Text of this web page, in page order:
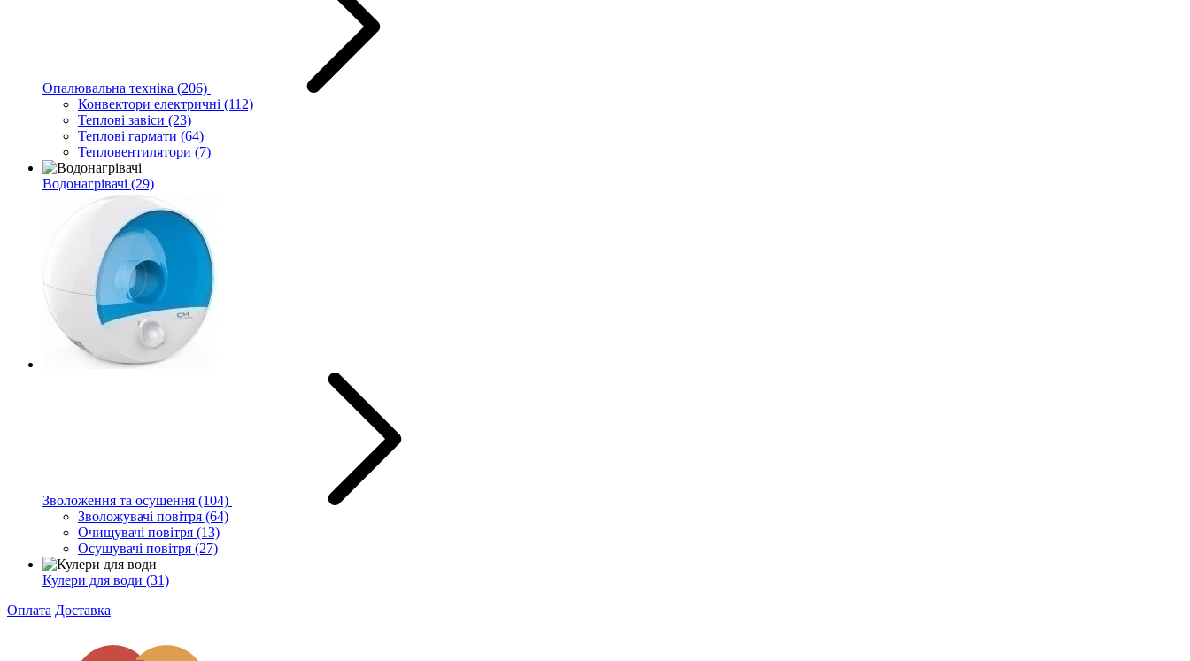
Опалювальна техніка (206)
Конвектори електричні (112)
Теплові завіси (23)
Теплові гармати (64)
Тепловентилятори (7)
Водонагрівачі (29)
Зволоження та осушення (104)
Зволожувачі повітря (64)
Очищувачі повітря (13)
Осушувачі повітря (27)
Кулери для води (31)
Оплата Доставка